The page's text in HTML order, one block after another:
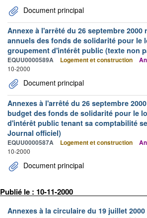
Document principal
Annexe à l'arrêté du 26 septembre
annuels des fonds de solidarité pour le
groupement d'intérêt public (texte non
EQUU0000589A Logement et construction
10-2000
Document principal
Annexes à l'arrêté du 26 septembre
budget des fonds de solidarité pour le
d'intérêt public tenant sa comptabilité
Journal officiel)
EQUU0000587A Logement et construction
10-2000
Document principal
Publié le : 10-11-2000
Annexes à la circulaire du 19 juillet